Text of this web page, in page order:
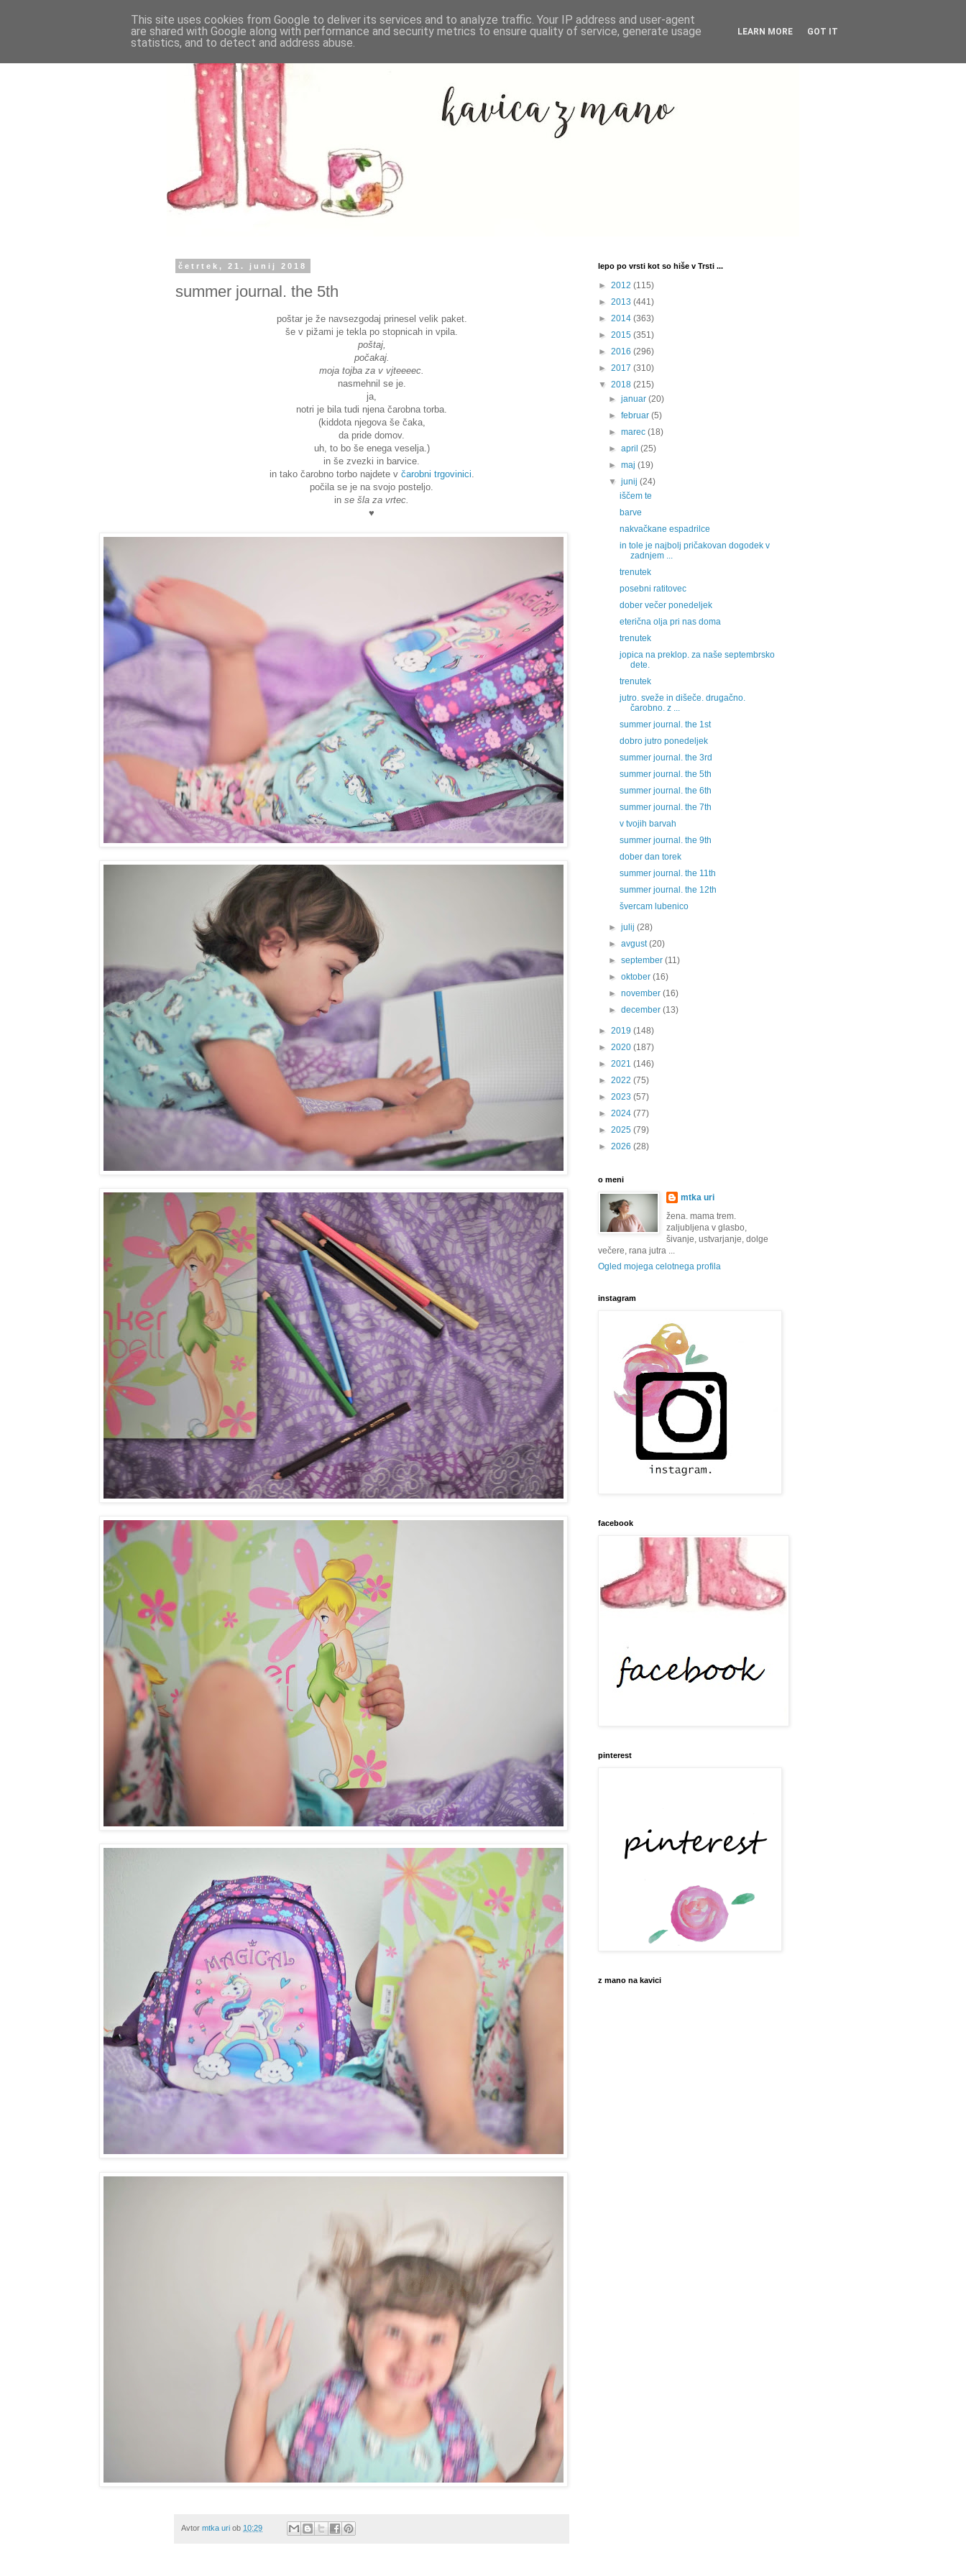
četrtek, 21. junij 2018
summer journal. the 5th
poštar je že navsezgodaj prinesel velik paket.
še v pižami je tekla po stopnicah in vpila.
poštaj,
počakaj.
moja tojba za v vjteeeec.
nasmehnil se je.
ja,
notri je bila tudi njena čarobna torba.
(kiddota njegova še čaka,
da pride domov.
uh, to bo še enega veselja.)
in še zvezki in barvice.
in tako čarobno torbo najdete v čarobni trgovinici
počila se je na svojo posteljo.
in se šla za vrtec.
♥
Avtor mtka uri ob 10:29
lepo po vrsti kot so hiše v Trsti ...
► 2012 (115)
► 2013 (441)
► 2014 (363)
► 2015 (351)
► 2016 (296)
► 2017 (310)
▼ 2018 (215)
►januar(20)
►februar(5)
►marec(18)
►april(25)
►maj(19)
▼junij(24)
iščem te
barve
nakvačkane espadrilce
in tole je najbolj pričakovan dogodek v
zadnjem ...
trenutek
posebni ratitovec
dober večer ponedeljek
eterična olja pri nas doma
trenutek
jopica na preklop. za naše septembrsko
dete.
trenutek
jutro. sveže in dišeče. drugačno.
čarobno. z ...
summer journal. the 1st
dobro jutro ponedeljek
summer journal. the 3rd
summer journal. the 5th
summer journal. the 6th
summer journal. the 7th
v tvojih barvah
summer journal. the 9th
dober dan torek
summer journal. the 11th
summer journal. the 12th
švercam lubenico
►julij(28)
►avgust(20)
►september(11)
►oktober(16)
►november(16)
►december(13)
► 2019 (148)
► 2020 (187)
► 2021 (146)
► 2022 (75)
► 2023 (57)
► 2024 (77)
► 2025 (79)
► 2026 (28)
o meni
mtka uri
žena. mama trem.
zaljubljena v glasbo,
šivanje, ustvarjanje, dolge
večere, rana jutra ...
Ogled mojega celotnega profila
instagram
facebook
pinterest
z mano na kavici
This site uses cookies from Google to deliver its services and to analyze traffic. Your IP address and user-agent
are shared with Google along with performance and security metrics to ensure quality of service, generate usage
statistics, and to detect and address abuse.
LEARN MORE GOT IT